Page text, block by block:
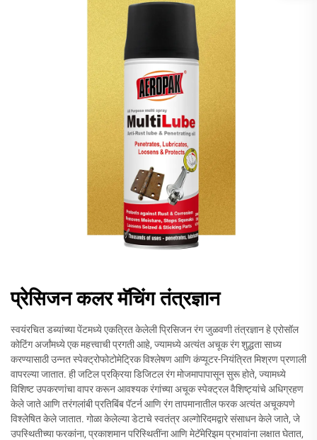
प्रेसिजन कलर मॅचिंग तंत्रज्ञान
स्वयंरचित डब्यांच्या पेंटमध्ये एकत्रित केलेली प्रिसिजन रंग जुळवणी तंत्रज्ञान हे एरोसॉल
कोटिंग अर्जांमध्ये एक महत्त्वाची प्रगती आहे, ज्यामध्ये अत्यंत अचूक रंग शुद्धता साध्य
करण्यासाठी उन्नत स्पेक्ट्रोफोटोमेट्रिक विश्लेषण आणि कंप्यूटर-नियंत्रित मिश्रण प्रणाली
वापरल्या जातात. ही जटिल प्रक्रिया डिजिटल रंग मोजमापापासून सुरू होते, ज्यामध्ये
विशिष्ट उपकरणांचा वापर करून आवश्यक रंगांच्या अचूक स्पेक्ट्रल वैशिष्ट्यांचे अधिग्रहण
केले जाते आणि तरंगलांबी प्रतिबिंब पॅटर्न आणि रंग तापमानातील फरक अत्यंत अचूकपणे
विश्लेषित केले जातात. गोळा केलेल्या डेटाचे स्वतंत्र अल्गोरिदमद्वारे संसाधन केले जाते, जे
उपस्थितीच्या फरकांना, प्रकाशमान परिस्थितींना आणि मेटॅमेरिझम प्रभावांना लक्षात घेतात,